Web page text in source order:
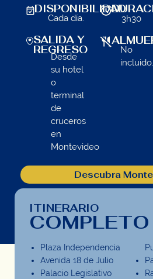
DISPONIBILIDAD
Cada día.
SALIDA Y
REGRESO
Desde
su hotel
o
terminal
de
cruceros
en
Montevideo
3h30
No
incluido.
Descubra
ITINERARIO
COMPLETO
Plaza Independencia
Avenida 18 de Julio
Palacio Legislativo